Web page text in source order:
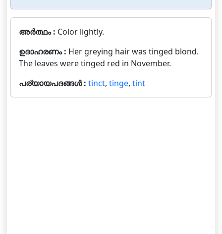
അർത്ഥം : Color lightly.
ഉദാഹരണം : Her greying hair was tinged blond.
The leaves were tinged red in November.
പര്യായപദങ്ങൾ : tinct, tinge, tint